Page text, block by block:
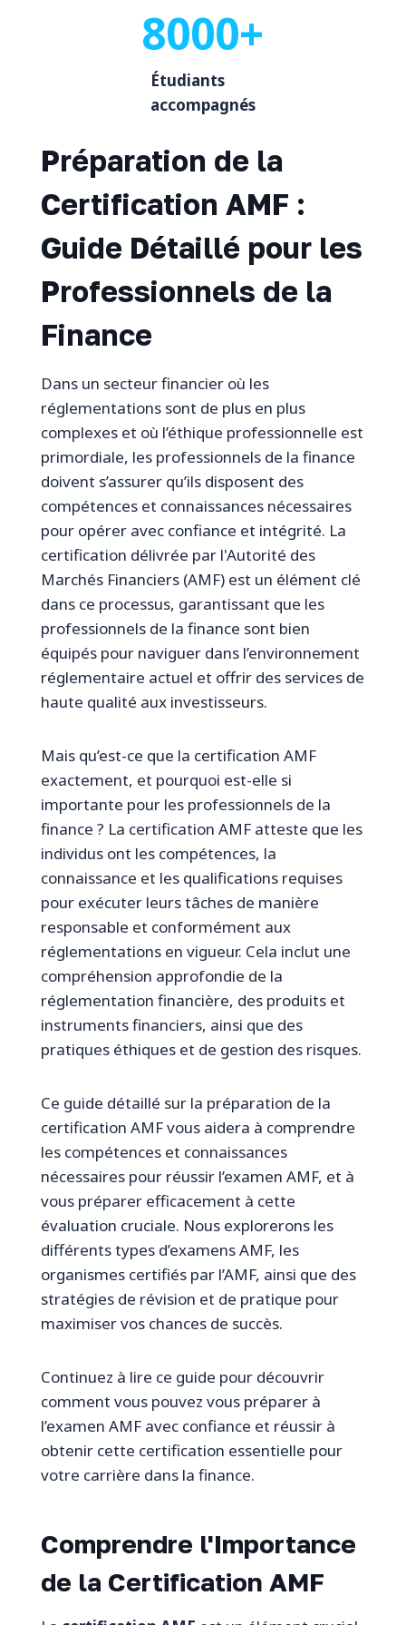
8000+
Étudiants
accompagnés
Préparation de la
Certification AMF :
Guide Détaillé pour les
Professionnels de la
Finance
Dans un secteur financier où les
réglementations sont de plus en plus
complexes et où l’éthique professionnelle est
primordiale, les professionnels de la finance
doivent s’assurer qu’ils disposent des
compétences et connaissances nécessaires
pour opérer avec confiance et intégrité. La
certification délivrée par l'Autorité des
Marchés Financiers (AMF) est un élément clé
dans ce processus, garantissant que les
professionnels de la finance sont bien
équipés pour naviguer dans l’environnement
réglementaire actuel et offrir des services de
haute qualité aux investisseurs.
Mais qu’est-ce que la certification AMF
exactement, et pourquoi est-elle si
importante pour les professionnels de la
finance ? La certification AMF atteste que les
individus ont les compétences, la
connaissance et les qualifications requises
pour exécuter leurs tâches de manière
responsable et conformément aux
réglementations en vigueur. Cela inclut une
compréhension approfondie de la
réglementation financière, des produits et
instruments financiers, ainsi que des
pratiques éthiques et de gestion des risques.
Ce guide détaillé sur la préparation de la
certification AMF vous aidera à comprendre
les compétences et connaissances
nécessaires pour réussir l’examen AMF, et à
vous préparer efficacement à cette
évaluation cruciale. Nous explorerons les
différents types d’examens AMF, les
organismes certifiés par l’AMF, ainsi que des
stratégies de révision et de pratique pour
maximiser vos chances de succès.
Continuez à lire ce guide pour découvrir
comment vous pouvez vous préparer à
l’examen AMF avec confiance et réussir à
obtenir cette certification essentielle pour
votre carrière dans la finance.
Comprendre l'Importance
de la Certification AMF